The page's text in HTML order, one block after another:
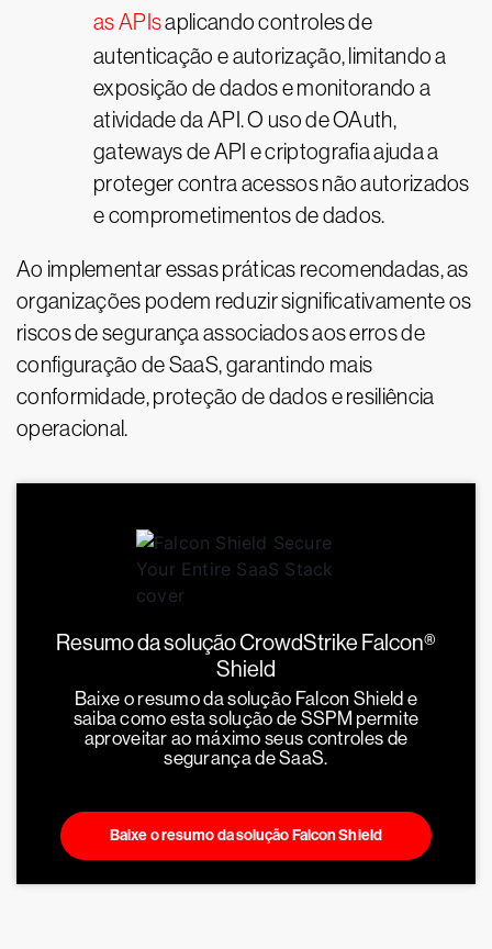
as APIsaplicando controles de
autenticação e autorização, limitando a
exposição de dados e monitorando a
atividade da API. O uso de OAuth,
gateways de API e criptografia ajuda a
proteger contra acessos não autorizados
e comprometimentos de dados.
Ao implementar essas práticas recomendadas, as
organizações podem reduzir significativamente os
riscos de segurança associados aos erros de
configuração de SaaS, garantindo mais
conformidade, proteção de dados e resiliência
operacional.
Resumo da solução CrowdStrike Falcon®
Shield
Baixe o resumo da solução Falcon Shield e
saiba como esta solução de SSPM permite
aproveitar ao máximo seus controles de
segurança de SaaS.
Baixe o resumo da solução Falcon Shield